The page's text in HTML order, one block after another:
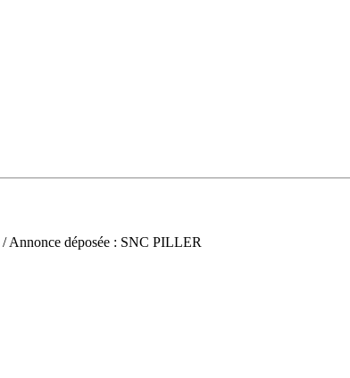
/ Annonce déposée : SNC PILLER